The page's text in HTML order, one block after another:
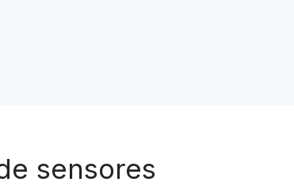
sensores